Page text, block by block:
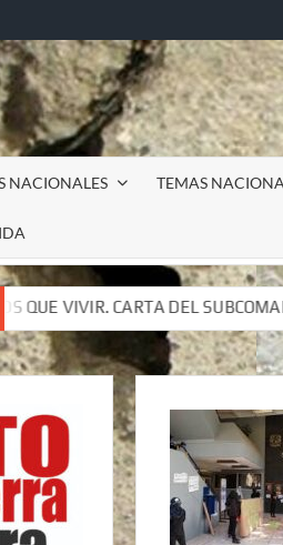
NACIONALES TEMAS
INSURGENTE
INSURGENTE